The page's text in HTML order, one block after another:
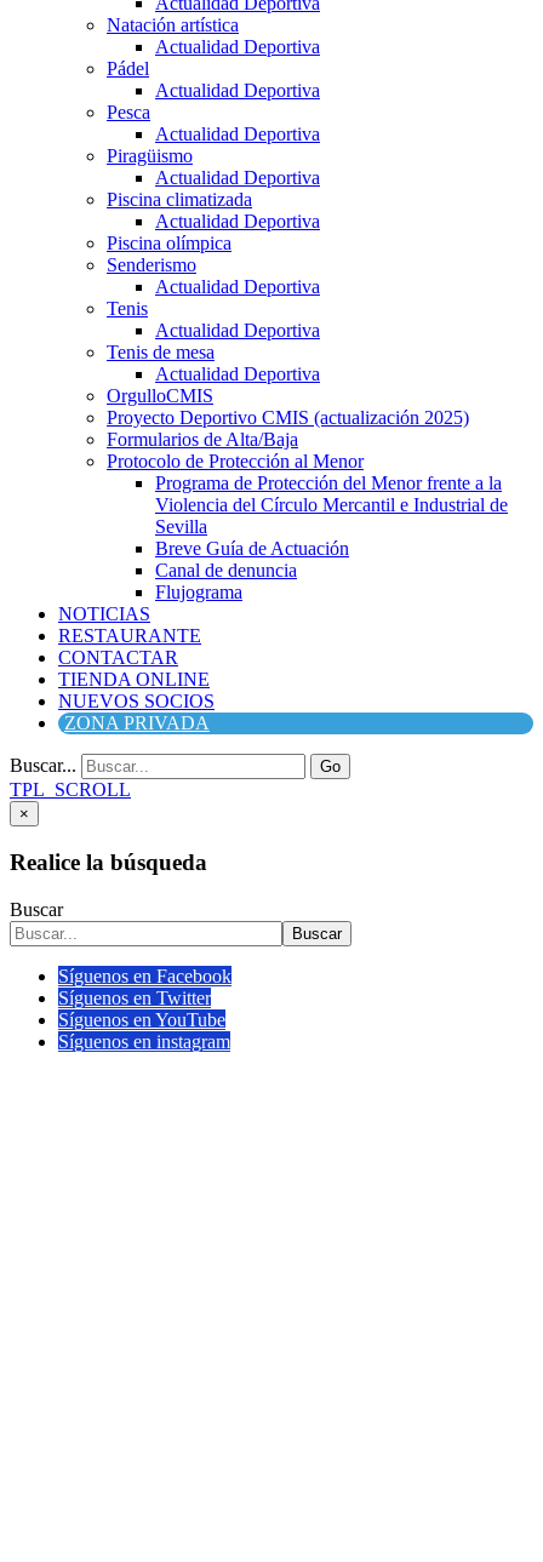
Natación artística
Actualidad Deportiva
Pádel
Actualidad Deportiva
Pesca
Actualidad Deportiva
Piragüismo
Actualidad Deportiva
Piscina climatizada
Actualidad Deportiva
Piscina olímpica
Senderismo
Actualidad Deportiva
Tenis
Actualidad Deportiva
Tenis de mesa
Actualidad Deportiva
OrgulloCMIS
Proyecto Deportivo CMIS (actualización 2025)
Formularios de Alta/Baja
Protocolo de Protección al Menor
Programa de Protección del Menor frente a la
Violencia del Círculo Mercantil e Industrial de
Sevilla
Breve Guía de Actuación
Canal de denuncia
Flujograma
NOTICIAS
RESTAURANTE
CONTACTAR
TIENDA ONLINE
NUEVOS SOCIOS
ZONA PRIVADA
Buscar... Go
TPL_SCROLL
×
Realice la búsqueda
Buscar
Buscar
Síguenos en Facebook
Síguenos en Twitter
Síguenos en YouTube
Síguenos en instagram